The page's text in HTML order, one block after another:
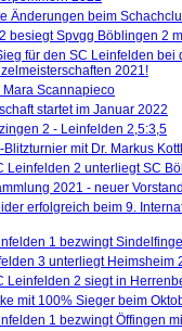
Änderungen beim
besiegt Spvgg Böblingen 2
für den SC Leinfelden bei
2021!
Mara Scannapieco
startet im Januar 2022
2 - Leinfelden 2,5:3,5
Blitzturnier mit Dr. Markus
Leinfelden 2 unterliegt SC
2021 - neuer
erfolgreich beim 9.
1 bezwingt
3 unterliegt Heimsheim
Leinfelden 2 siegt in
mit 100% Sieger beim
1 bezwingt Öffingen